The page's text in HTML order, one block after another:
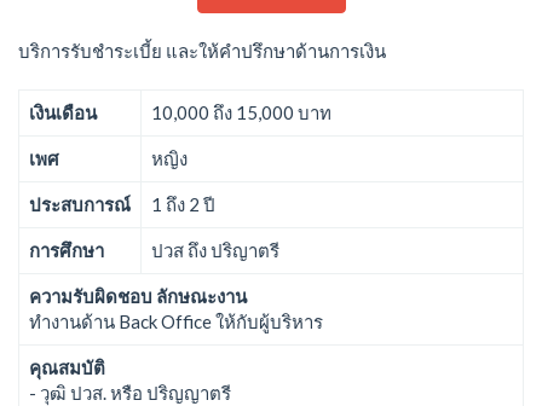
บริการรับชำระเบี้ย และให้คำปรึกษาด้านการเงิน
เงินเดือน 10,000 ถึง 15,000 บาท
เพศ หญิง
ประสบการณ์ 1 ถึง 2 ปี
การศึกษา ปวส ถึง ปริญาตรี
ความรับผิดชอบ ลักษณะงาน
ทำงานด้าน Back Office ให้กับผู้บริหาร
คุณสมบัติ
- วุฒิ ปวส. หรือ ปริญญาตรี